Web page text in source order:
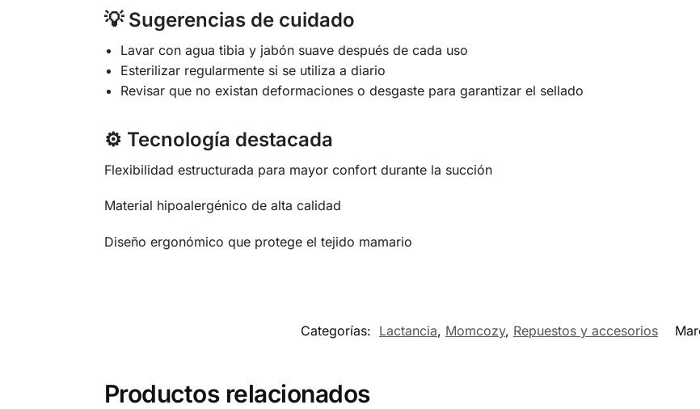
💡 Sugerencias de cuidado
Lavar con agua tibia y jabón suave después de cada uso
Esterilizar regularmente si se utiliza a diario
Revisar que no existan deformaciones o desgaste para garantizar el sellado
⚙️ Tecnología destacada
Flexibilidad estructurada para mayor confort durante la succión
Material hipoalergénico de alta calidad
Diseño ergonómico que protege el tejido mamario
Categorías: Lactancia, Momcozy, Repuestos y accesorios
Productos relacionados